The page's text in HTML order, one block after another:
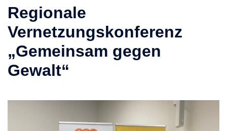
Regionale
Vernetzungskonferenz
„Gemeinsam gegen
Gewalt“